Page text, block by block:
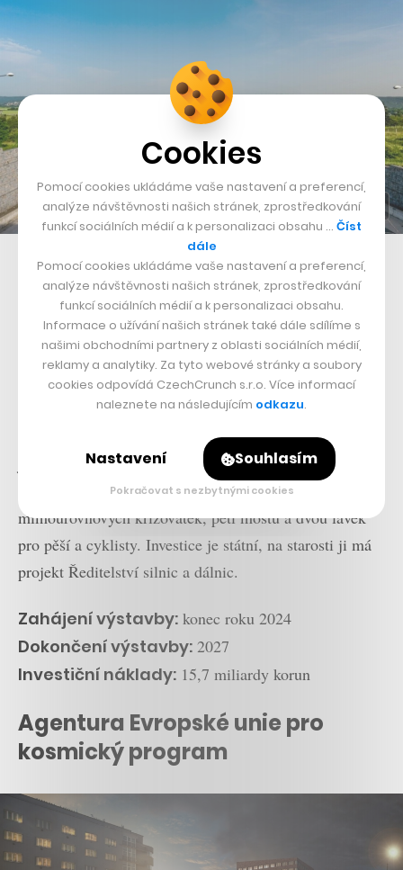
Část mezi pražskými Běchovicemi a dálnicí D1 má
oficiální označení 511. Právě ta by se měla začít stavět
letos. Předcházely tomu roky dlouhé debaty.
Výsledkem by měl být úbytek dopravy na pražském
Spořilově či na Jižní spojce. Ani tak ale nebude okruh
dokončený celý. Zbývá jeho severní část. Dohromady
jde o tři úseky. Ten s číslem 511 každopádně zahrnuje
stavbu 12,6 kilometru silnice, dvou tunelů, čtyř
mimoúrovňových křižovatek, pěti mostů a dvou lávek
pro pěší a cyklisty. Investice je státní, na starosti ji má
projekt Ředitelství silnic a dálnic.
Zahájení výstavby: konec roku 2024
Dokončení výstavby: 2027
Investiční náklady: 15,7 miliardy korun
Agentura Evropské unie pro
kosmický program
Cookies
Pomocí cookies ukládáme vaše nastavení a preferencí,
analýze návštěvnosti našich stránek, zprostředkování
funkcí sociálních médií a k personalizaci obsahu … Číst
dále
Pomocí cookies ukládáme vaše nastavení a preferencí,
analýze návštěvnosti našich stránek, zprostředkování
funkcí sociálních médií a k personalizaci obsahu.
Informace o užívání našich stránek také dále sdílíme s
našimi obchodními partnery z oblasti sociálních médií,
reklamy a analytiky. Za tyto webové stránky a soubory
cookies odpovídá CzechCrunch s.r.o. Více informací
naleznete na následujícím odkazu.
Nastavení Souhlasím
Pokračovat s nezbytnými cookies